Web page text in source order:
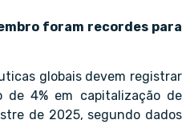
foram recordes para
globais devem registrar
de 4% em capitalização de
de 2025, segundo dados